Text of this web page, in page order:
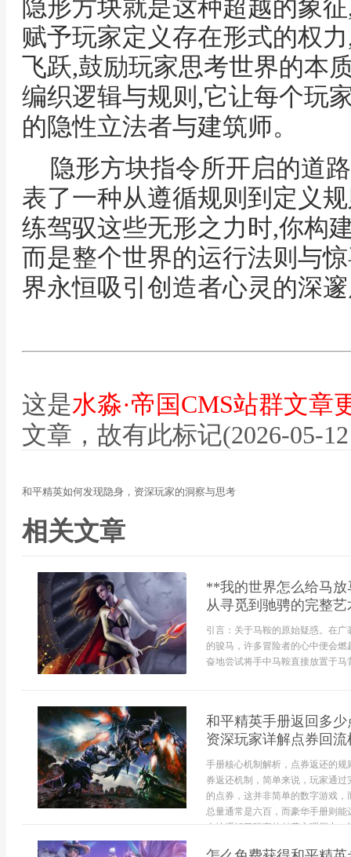
隐形方块就是这种超越的象
赋予玩家定义存在形式的权
飞跃,鼓励玩家思考世界的本
编织逻辑与规则,它让每个玩
的隐性立法者与建筑师。
隐形方块指令所开启的道
表了一种从遵循规则到定义
练驾驭这些无形之力时,你构
而是整个世界的运行法则与
界永恒吸引创造者心灵的深
这是水淼·帝国CMS站群文章
文章，故有此标记(2026-05-
和平精英如何发现隐身，资深玩家的洞察与思考
相关文章
**我的世界怎么给马
从寻觅到驰骋的完整
引言：关于马鞍的原始疑惑。在
的骏马，许多冒险者的心中便会
奋地尝试将手中马鞍直接放置于
和平精英手册返回多
资深玩家详解点券回
手册核心机制解析，点券返还的
券返还机制，简单来说，玩家通
的点券，这并非简单的数字游戏
总量通常是六百，而豪华手册则
大地缓解了玩家的付费心理压力，